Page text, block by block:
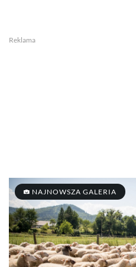
Reklama
NAJNOWSZA GALERIA